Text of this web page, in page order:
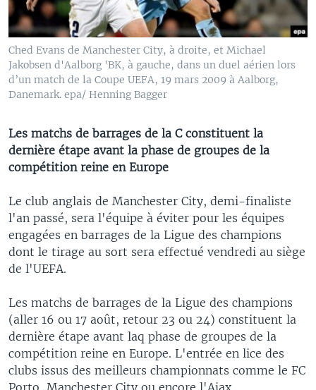
Ched Evans de Manchester City, à droite, et Michael
Jakobsen d'Aalborg 'BK, à gauche, dans un duel aérien lors
d’un match de la Coupe UEFA, 19 mars 2009 à Aalborg,
Danemark. epa/ Henning Bagger
Les matchs de barrages de la C constituent la
dernière étape avant la phase de groupes de la
compétition reine en Europe
Le club anglais de Manchester City, demi-finaliste
l'an passé, sera l'équipe à éviter pour les équipes
engagées en barrages de la Ligue des champions
dont le tirage au sort sera effectué vendredi au siège
de l'UEFA.
Les matchs de barrages de la Ligue des champions
(aller 16 ou 17 août, retour 23 ou 24) constituent la
dernière étape avant laq phase de groupes de la
compétition reine en Europe. L'entrée en lice des
clubs issus des meilleurs championnats comme le FC
Porto, Manchester City ou encore l'Ajax